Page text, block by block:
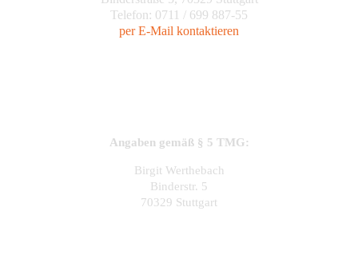
Telefon: 0711 / 699 887-55
per E-Mail kontaktieren
Angaben gemäß § 5 TMG:
Birgit Werthebach
Binderstr. 5
70329 Stuttgart